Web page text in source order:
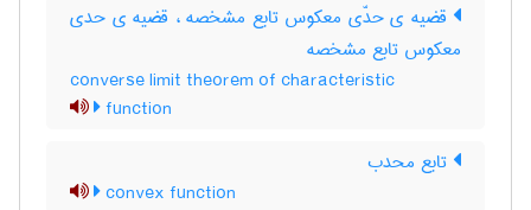
قضیه ی حدّی معکوس تابع مشخصه ، قضیه ی حدی
معکوس تابع مشخصه
converse limit theorem of characteristic
function
تابع محدب
convex function